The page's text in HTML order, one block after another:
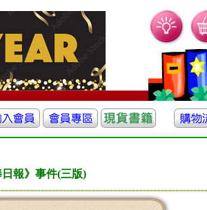
報》事件(三版)